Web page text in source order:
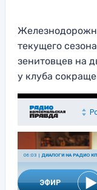
текущего
зенитовцев на
у клуба